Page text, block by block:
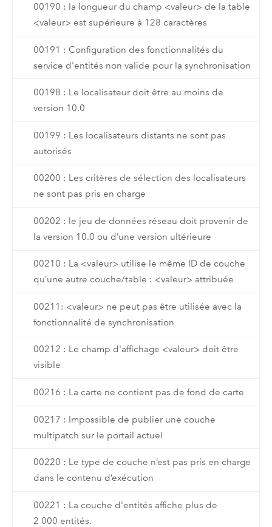
00190 : la longueur du champ <valeur> de la table
<valeur> est supérieure à 128 caractères
00191 : Configuration des fonctionnalités du
service d'entités non valide pour la synchronisation
00198 : Le localisateur doit être au moins de
version 10.0
00199 : Les localisateurs distants ne sont pas
autorisés
00200 : Les critères de sélection des localisateurs
ne sont pas pris en charge
00202 : le jeu de données réseau doit provenir de
la version 10.0 ou d’une version ultérieure
00210 : La <valeur> utilise le même ID de couche
qu’une autre couche/table : <valeur> attribuée
00211: <valeur> ne peut pas être utilisée avec la
fonctionnalité de synchronisation
00212 : Le champ d'affichage <valeur> doit être
visible
00216 : La carte ne contient pas de fond de carte
00217 : Impossible de publier une couche
multipatch sur le portail actuel
00220 : Le type de couche n’est pas pris en charge
dans le contenu d’exécution
00221 : La couche d'entités affiche plus de
2 000 entités.